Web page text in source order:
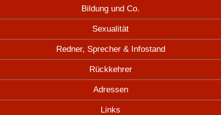
Bildung und Co.
Sexualität
Redner, Sprecher & Infostand
Rückkehrer
Adressen
Links